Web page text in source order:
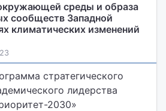
среды и образа
сообществ Западной
климатических изменений
стратегического
лидерства
2030»